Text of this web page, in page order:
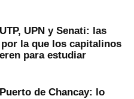
UTP, UPN y Senati: las
la que los capitalinos
para estudiar
Puerto de Chancay: lo